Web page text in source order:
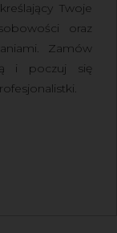
Twoje
oraz
Zamów
i poczuj się